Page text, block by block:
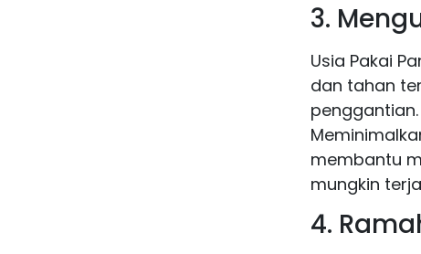
3.
Usia Pakai
dan tahan
penggantian.
membantu
mungkin
4.